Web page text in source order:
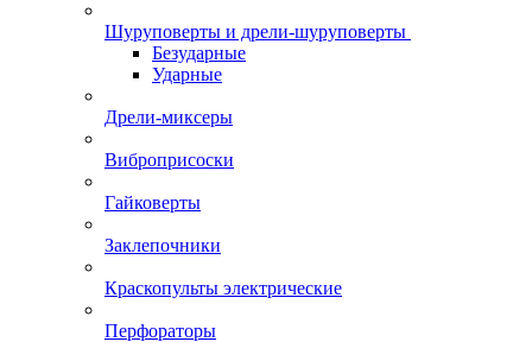
Шуруповерты и дрели-шуруповерты
Безударные
Ударные
Дрели-миксеры
Виброприсоски
Гайковерты
Заклепочники
Краскопульты электрические
Перфораторы